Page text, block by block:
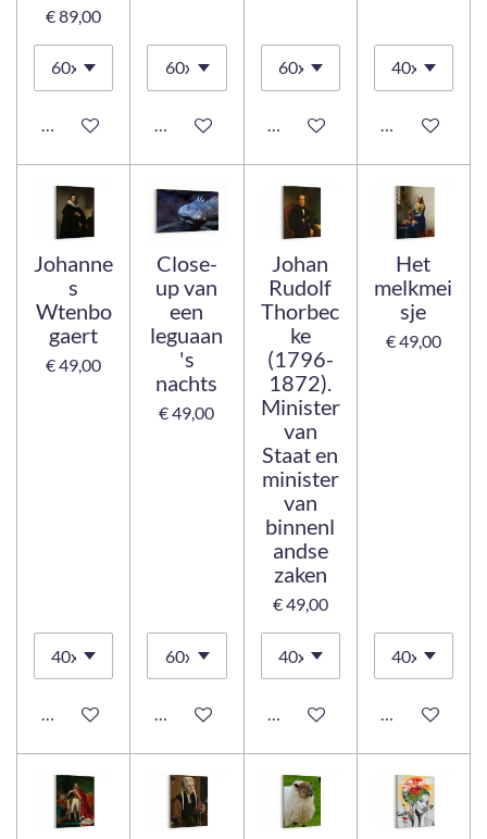
€ 89,00
In winkelwagenBekijk details Bekijk details Bekijk details
Johanne
s
Wtenbo
gaert
€ 49,00
Bekijk details
Close-
up van
een
leguaan
's
nachts
€ 49,00
Bekijk details
Johan
Rudolf
Thorbec
ke
(1796-
1872).
Minister
van
Staat en
minister
van
binnenl
andse
zaken
€ 49,00
Bekijk details
Het
melkmei
sje
€ 49,00
Bekijk details